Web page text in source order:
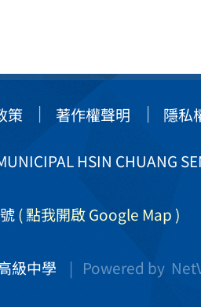
策 著作權聲明 隱私
HSIN CHUANG
( 點我開啟 Google Map )
級中學 | Powered by